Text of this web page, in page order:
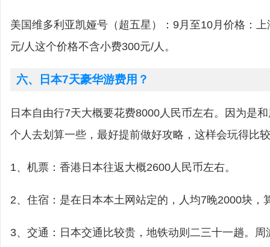
美国维多利亚凯娅号（超五星）：9月至10月价格：
元/人这个价格不含小费300元/人。
六、日本7天豪华游费用？
日本自由行7天大概要花费8000人民币左右。因为是
个人去划算一些，最好提前做好攻略，这样会玩得比
1、机票：香港日本往返大概2600人民币左右。
2、住宿：是在日本本土网站定的，人均7晚2000块，
3、交通：日本交通比较贵，地铁动则二三十一趟。